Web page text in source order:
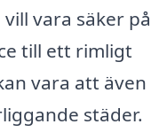
vara säker på
till ett rimligt
vara att även
städer.